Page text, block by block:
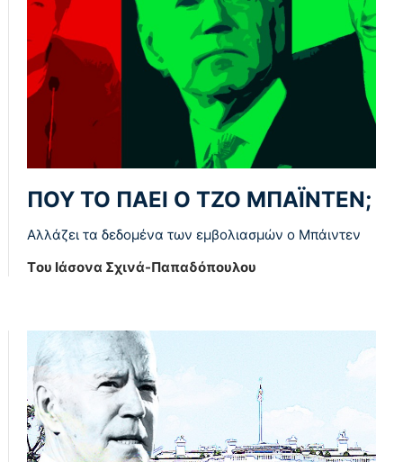
ΠΟΥ ΤΟ ΠΑΕΙ Ο ΤΖΟ ΜΠΑΪΝΤΕΝ;
Αλλάζει τα δεδομένα των εμβολιασμών ο Μπάιντεν
Tου Ιάσονα Σχινά-Παπαδόπουλου